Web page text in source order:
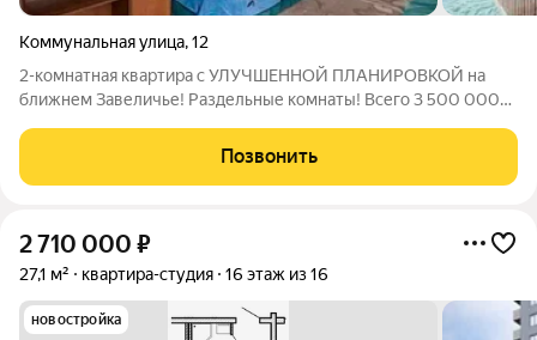
Коммунальная улица,12
2-комнатная квартира с УЛУЧШЕННОЙ ПЛАНИРОВКОЙ на
ближнем Завеличье! Раздельные комнаты! Всего 3 500 000
комнатами, обратите внимание именно на этот вариант.
Раздельные комнаты в квартире
Позвонить
2 710 000 ₽
27,1 м² квартира-студия 16 этаж из 16
новостройка